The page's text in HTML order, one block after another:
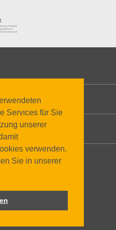
Services für Sie
unserer
verwenden.
Sie in unserer